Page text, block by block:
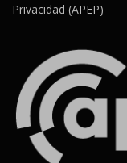
Privacidad (APEP)